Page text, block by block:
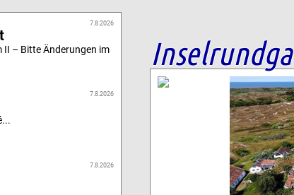
7.8.2026
– Bitte Änderungen im
7.8.2026
7.8.2026